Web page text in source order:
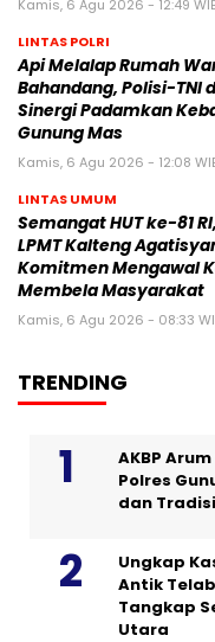
Kamis, 6 Agu 2026 - 12:49
LINTAS POLRI
Api Melalap Rumah
Bahandang, Polisi-TNI
Sinergi Padamkan
Gunung Mas
Kamis, 6 Agu 2026 - 12:08
LINTAS UMUM
Semangat HUT ke-81
LPMT Kalteng
Komitmen Mengawal
Membela Masyarakat
Kamis, 6 Agu 2026 - 08:33
TRENDING
AKBP
Polres
dan
Ungkap
Antik
Tangkap
Utara